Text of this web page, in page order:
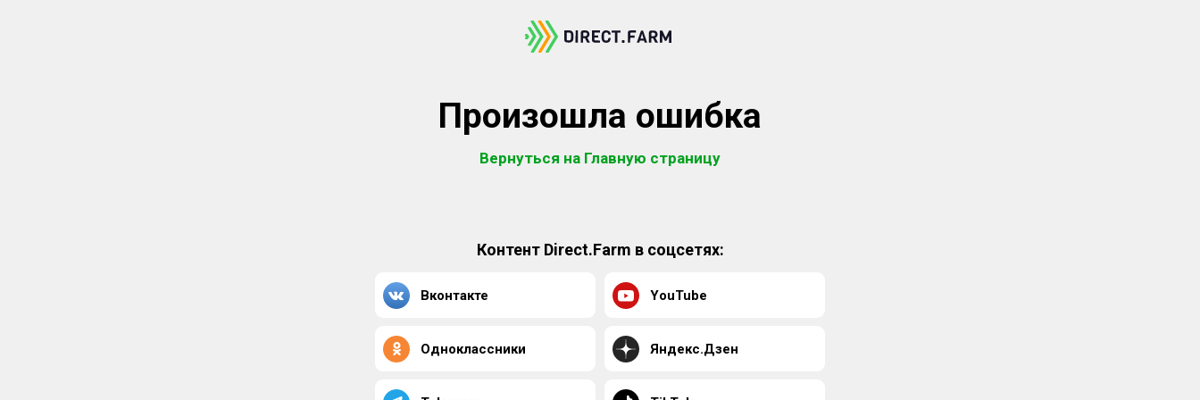
Произошла ошибка
Вернуться на Главную страницу
Контент Direct.Farm в соцсетях:
Вконтакте YouTube
Одноклассники Яндекс.Дзен